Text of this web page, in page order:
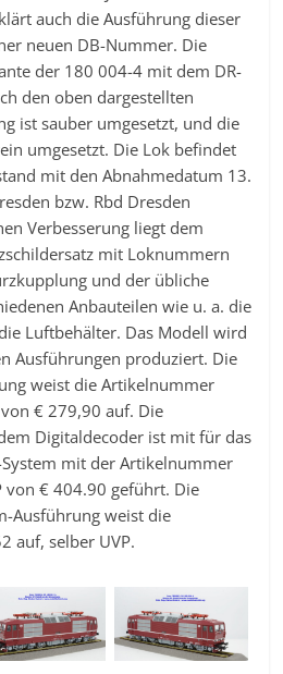
auch die Ausführung dieser
neuen DB-Nummer. Die
der 180 004-4 mit dem DR-
den oben dargestellten
ist sauber umgesetzt, und die
umgesetzt. Die Lok befindet
mit den Abnahmedatum 13.
bzw. Rbd Dresden
Verbesserung liegt dem
mit Loknummern
und der übliche
Anbauteilen wie u. a. die
Luftbehälter. Das Modell wird
Ausführungen produziert. Die
weist die Artikelnummer
€ 279,90 auf. Die
Digitaldecoder ist mit für das
mit der Artikelnummer
von € 404.90 geführt. Die
Ausführung weist die
auf, selber UVP.